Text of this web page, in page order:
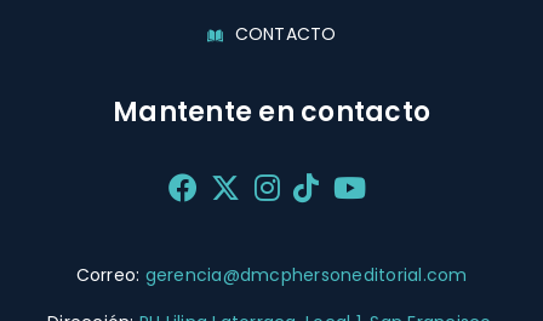
CONTACTO
Mantente en contacto
Correo: gerencia@dmcphersoneditorial.com